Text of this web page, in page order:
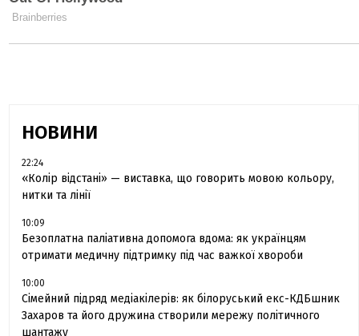
НОВИНИ
22:24
«Колір відстані» — виставка, що говорить мовою кольору,
нитки та лінії
10:09
Безоплатна паліативна допомога вдома: як українцям
отримати медичну підтримку під час важкої хвороби
10:00
Сімейний підряд медіакілерів: як білоруський екс-КДБшник
Захаров та його дружина створили мережу політичного
шантажу